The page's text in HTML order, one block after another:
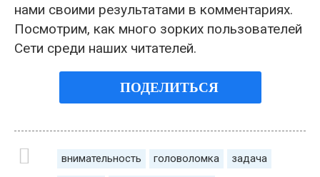
нами своими результатами в комментариях.
Посмотрим, как много зорких пользователей
Сети среди наших читателей.
ПОДЕЛИТЬСЯ
внимательность головоломка задача